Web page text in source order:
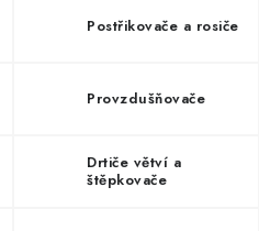
Postřikovače a rosiče
Provzdušňovače
Drtiče větví a
štěpkovače